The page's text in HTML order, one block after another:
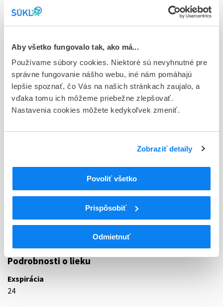
Aby všetko fungovalo tak, ako má...
Používame súbory cookies. Niektoré sú nevyhnutné pre
správne fungovanie nášho webu, iné nám pomáhajú
lepšie spoznať, čo Vás na našich stránkach zaujalo, a
vďaka tomu ich môžeme priebežne zlepšovať.
Nastavenia cookies môžete kedykoľvek zmeniť.
Zobraziť detaily
Povoliť všetko
Prispôsobiť
Odmietnuť
Doplnok
Stav
D - Registrácia bez obmedzenia platnosti
Typ registračnej procedúry
Národná
Almirall Hermal GmbH, Nemecko
46 - DERMATOLOGICA
ATC
DERMATOLOGIKÁ
EMOLIENCIÁ A DERMATOPROTEKTÍVA
D02A
EEMOLIENCIÁ A DERMATOPROTEKTÍVA
Lieky s vazelínou a tukmi
Podrobnosti o lieku
Exspirácia
24